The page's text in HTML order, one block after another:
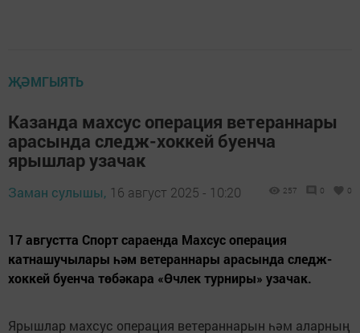
ҖӘМГЫЯТЬ
Казанда махсус операция ветераннары
арасында следж-хоккей буенча
ярышлар узачак
Заман сулышы, 16 август 2025 - 10:20 257 0 0
17 августта Спорт сараенда Махсус операция
катнашучылары һәм ветераннары арасында следж-
хоккей буенча төбәкара «Өчлек турниры» узачак.
Ярышлар махсус операция ветераннарын һәм аларның